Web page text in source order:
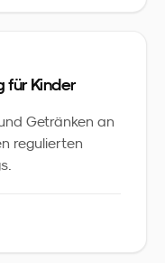
für Kinder
Getränken an
regulierten